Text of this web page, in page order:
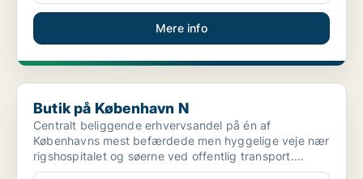
Mere info
Butik på København N
Butik på København N
Centralt beliggende erhvervsandel på én af
Københavns mest befærdede men hyggelige veje nær
rigshospitalet og søerne ved offentlig transport.
Lokalerne er be...